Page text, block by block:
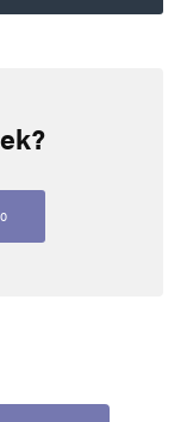
informace jsou
0